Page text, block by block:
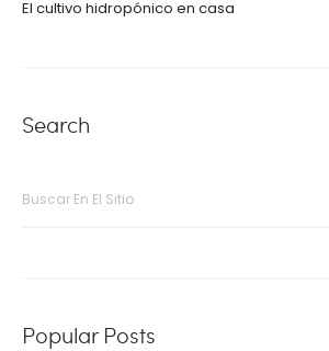
El cultivo hidropónico en casa
Search
Popular Posts